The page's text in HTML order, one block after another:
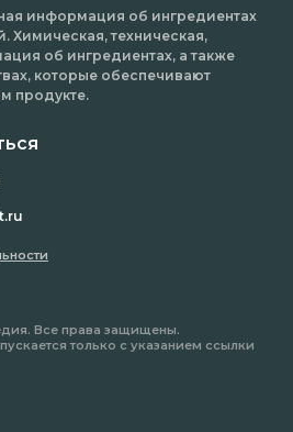
информация об ингредиентах
Химическая, техническая,
об ингредиентах, а также
которые обеспечивают
продукте.
Все права защищены.
только с указанием ссылки